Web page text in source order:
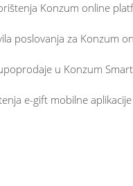
Konzum online
poslovanja za Konzum
u Konzum
e-gift mobilne aplikacije